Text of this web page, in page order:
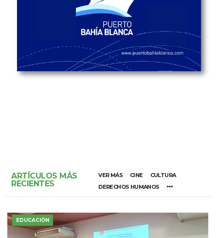
ARTÍCULOS MÁS
RECIENTES
VER MÁS CINE
CULTURA
DERECHOS HUMANOS
EDUCACIÓN